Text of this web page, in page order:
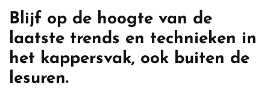
Blijf op de hoogte van de
laatste trends en technieken in
het kappersvak, ook buiten de
lesuren.